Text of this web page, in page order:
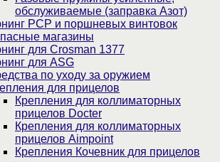
обслуживаемые (заправка Азот)
PCP и поршневых винтовок
магазины
для Crosman 1377
для ASG
по уходу за оружием
для прицелов
Крепления для коллиматорных
прицелов Docter
Крепления для коллиматорных
прицелов Aimpoint
Крепления Кочевник для прицелов